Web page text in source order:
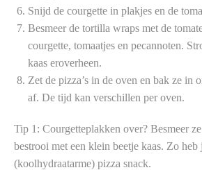
Snijd de courgette in plakjes en de
Besmeer de tortilla wraps met de
courgette, tomaatjes en pecannoten.
kaas eroverheen.
Zet de pizza’s in de oven en bak ze in
af. De tijd kan verschillen per oven.
Tip 1: Courgetteplakken over? Besmeer
bestrooi met een klein beetje kaas. Zo heb
(koolhydraatarme) pizza snack.